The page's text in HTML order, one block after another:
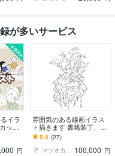
が多いサービス
イラ
ット
希
ま
円
雰囲気のある線画イラス
ト描きます 書籍装丁、シ
ョップビジュアルなどに
キャッチーな線画を！
5.0 (27)
マツオカ ヨウスケ 100,000 円